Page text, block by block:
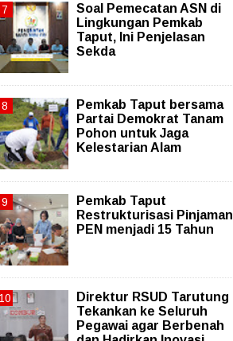
Soal Pemecatan ASN di
Lingkungan Pemkab
Taput, Ini Penjelasan
Sekda
Pemkab Taput bersama
Partai Demokrat Tanam
Pohon untuk Jaga
Kelestarian Alam
Pemkab Taput
Restrukturisasi Pinjaman
PEN menjadi 15 Tahun‎
Direktur RSUD Tarutung
Tekankan ke Seluruh
Pegawai agar Berbenah